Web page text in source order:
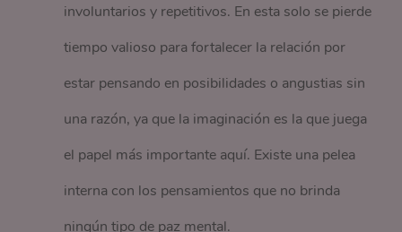
involuntarios y repetitivos. En esta solo se pierde
tiempo valioso para fortalecer la relación por
estar pensando en posibilidades o angustias sin
una razón, ya que la imaginación es la que juega
el papel más importante aquí. Existe una pelea
interna con los pensamientos que no brinda
ningún tipo de paz mental.